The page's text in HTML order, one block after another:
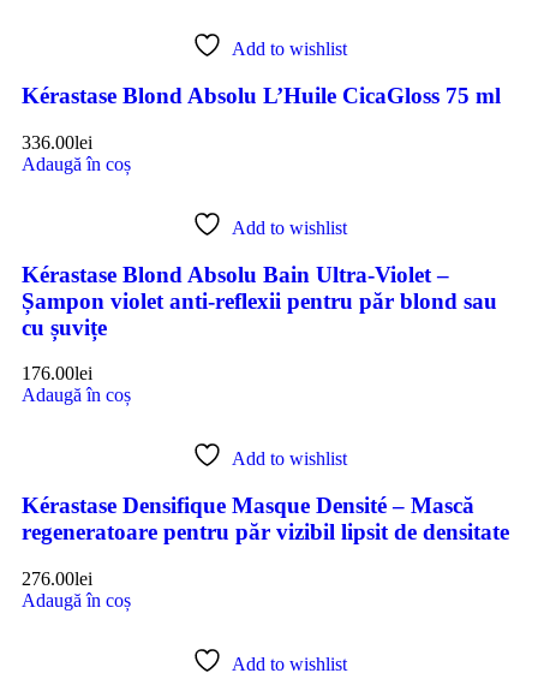
Add to wishlist
Kérastase Blond Absolu L’Huile CicaGloss 75 ml
336.00lei
Adaugă în coș
Add to wishlist
Kérastase Blond Absolu Bain Ultra-Violet –
Șampon violet anti-reflexii pentru păr blond sau
cu șuvițe
176.00lei
Adaugă în coș
Add to wishlist
Kérastase Densifique Masque Densité – Mască
regeneratoare pentru păr vizibil lipsit de densitate
276.00lei
Adaugă în coș
Add to wishlist